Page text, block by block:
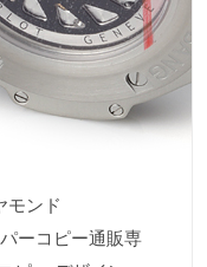
モンド
ーコピー通販専